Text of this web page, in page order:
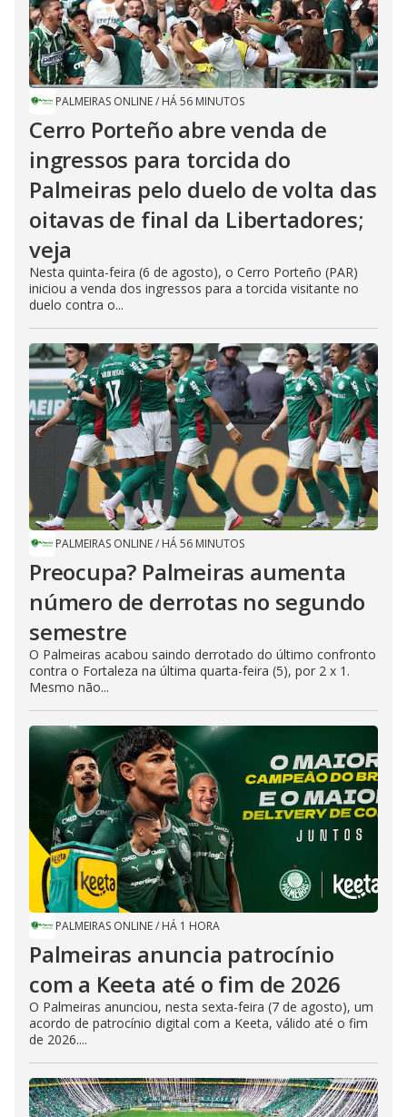
PALMEIRAS ONLINE/ HÁ 56 MINUTOS
Cerro Porteño abre venda de
ingressos para torcida do
Palmeiras pelo duelo de volta das
oitavas de final da Libertadores;
veja
Nesta quinta-feira (6 de agosto), o Cerro Porteño (PAR)
iniciou a venda dos ingressos para a torcida visitante no
duelo contra o...
PALMEIRAS ONLINE/ HÁ 56 MINUTOS
Preocupa? Palmeiras aumenta
número de derrotas no segundo
semestre
O Palmeiras acabou saindo derrotado do último confronto
contra o Fortaleza na última quarta-feira (5), por 2 x 1.
Mesmo não...
PALMEIRAS ONLINE/ HÁ 1 HORA
Palmeiras anuncia patrocínio
com a Keeta até o fim de 2026
O Palmeiras anunciou, nesta sexta-feira (7 de agosto), um
acordo de patrocínio digital com a Keeta, válido até o fim
de 2026....